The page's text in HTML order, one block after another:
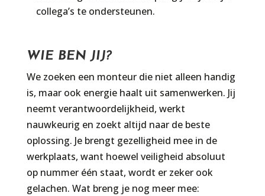
collega’s te ondersteunen.
WIE BEN JIJ?
We zoeken een monteur die niet alleen handig
is, maar ook energie haalt uit samenwerken. Jij
neemt verantwoordelijkheid, werkt
nauwkeurig en zoekt altijd naar de beste
oplossing. Je brengt gezelligheid mee in de
werkplaats, want hoewel veiligheid absoluut
op nummer één staat, wordt er zeker ook
gelachen. Wat breng je nog meer mee: